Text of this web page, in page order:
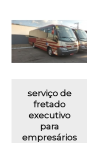
serviço de
fretado
executivo
para
empresários